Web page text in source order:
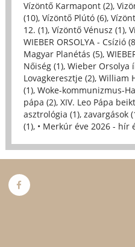
Vízöntő Karmapont (2),
(10), Vízöntő Plútó (6),
12. (1), Vízöntő Vénusz (1),
WIEBER ORSOLYA - Csízió
Magyar Planétás (5),
Nőiség (1), Wieber Orsolya
Lovagkeresztje (2), William
(1), Woke-kommunizmus-
pápa (2), XIV. Leo Pápa
asztrológia (1), zavargások
(1), • Merkúr éve 2026 - hír